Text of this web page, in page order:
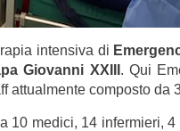
intensiva di
Giovanni XXIII . Qui
attualmente composto da
10 medici, 14 infermieri,